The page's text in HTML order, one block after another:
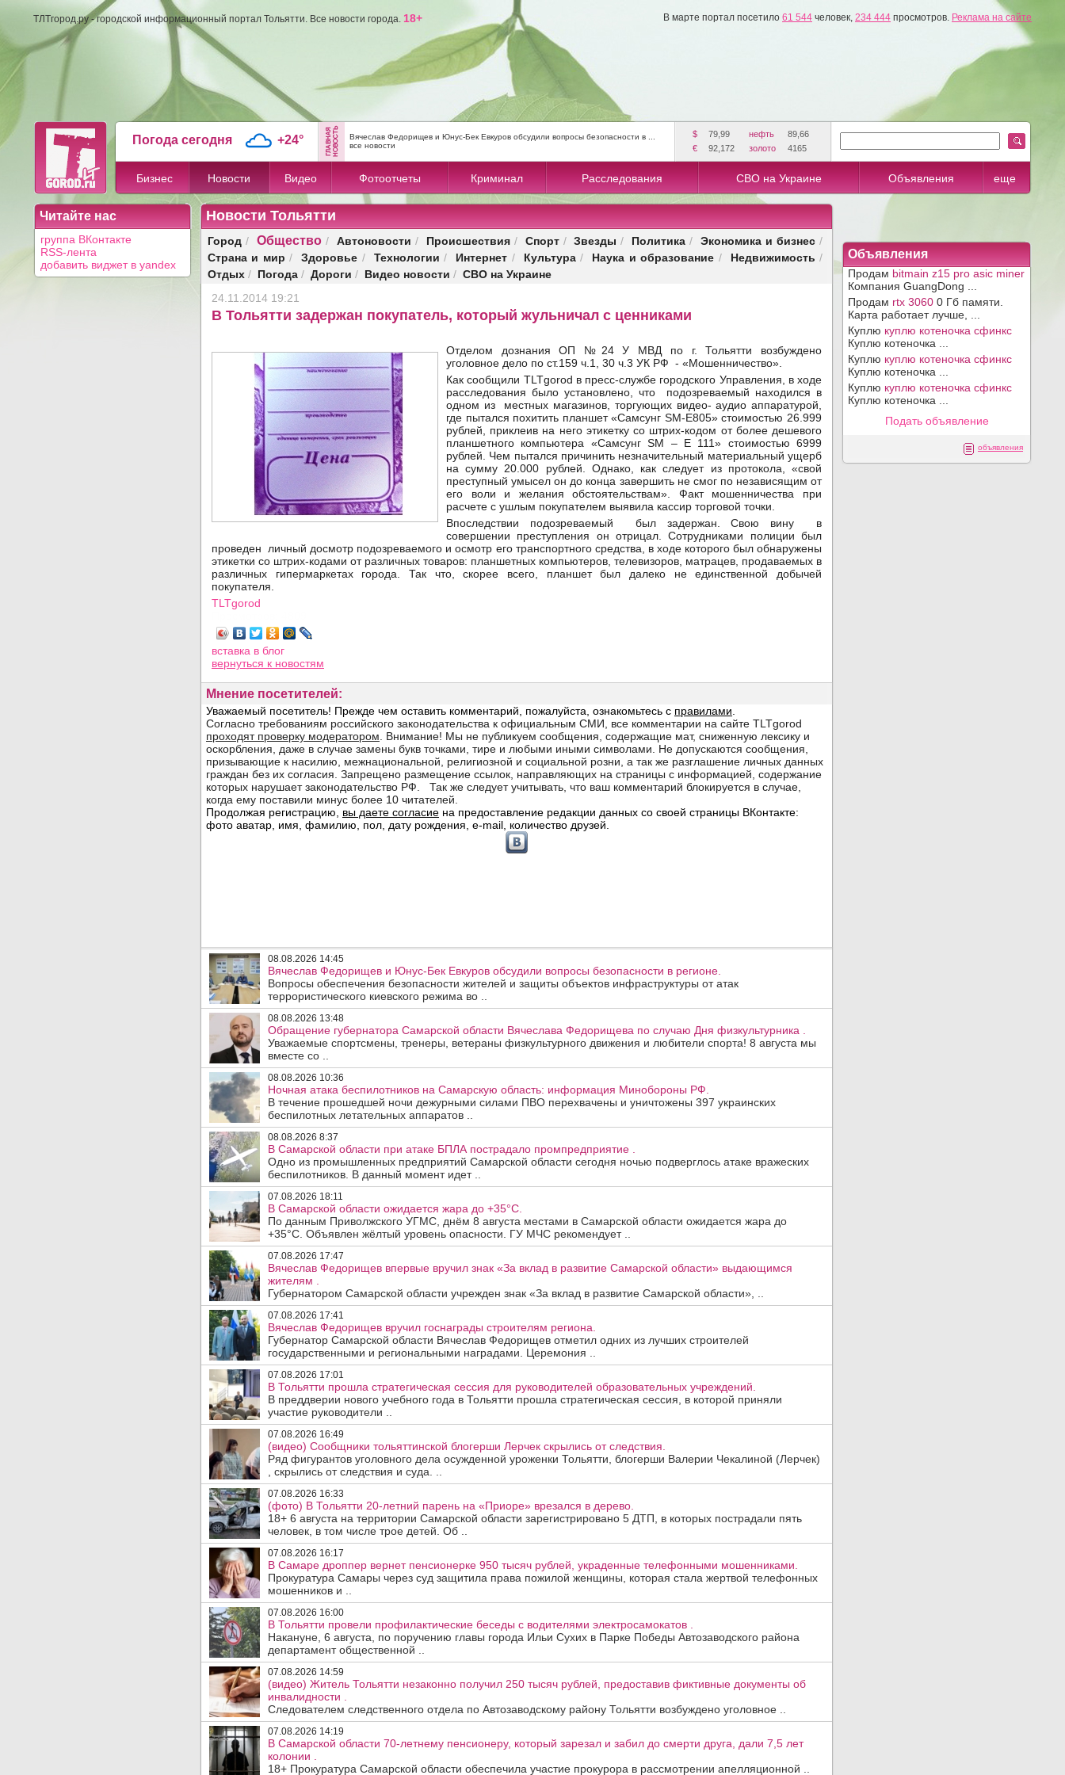
ТЛТгород.ру - городской информационный портал Тольятти. Все новости города. 18+ В марте портал посетило 61 544 человек, 234 444 просмотров. Реклама на сайте
Погода сегодня +24°
Вячеслав Федорищев и Юнус-Бек Евкуров обсудили вопросы безопасности в ...
все новости
$ 79,99 нефть
89,66
€
92,172 золото 4165
Бизнес Новости Видео Фотоотчеты Криминал Расследования СВО на Украине Объявления еще
Читайте нас
группа ВКонтакте
RSS-лента
добавить виджет в yandex
Новости Тольятти
Город / Общество/ Автоновости / Происшествия/ Спорт/ Звезды / Политика / Экономика и бизнес /
Страна и мир / Здоровье / Технологии / Интернет / Культура/ Наука и образование / Недвижимость /
Отдых / Погода / Дороги / Видео новости / СВО на Украине
24.11.2014 19:21
В Тольятти задержан покупатель, который жульничал с ценниками
Отделом дознания ОП №24 У МВД по г. Тольятти возбуждено
уголовное дело по ст.159 ч.1, 30 ч.3 УК РФ - «Мошенничество».
Как сообщили TLTgorod в пресс-службе городского Управления, в ходе
расследования было установлено, что подозреваемый находился в
одном из местных магазинов, торгующих видео- аудио аппаратурой,
где пытался похитить планшет «Самсунг SM-Е805» стоимостью 26.999
рублей, приклеив на него этикетку со штрих-кодом от более дешевого
планшетного компьютера «Самсунг SM – Е 111» стоимостью 6999
рублей. Чем пытался причинить незначительный материальный ущерб
на сумму 20.000 рублей. Однако, как следует из протокола, «свой
преступный умысел он до конца завершить не смог по независящим от
его воли и желания обстоятельствам». Факт мошенничества при
расчете с ушлым покупателем выявила кассир торговой точки.
Впоследствии подозреваемый был задержан. Свою вину в
совершении преступления он отрицал. Сотрудниками полиции был
проведен личный досмотр подозреваемого и осмотр его транспортного средства, в ходе которого был обнаружены
этикетки со штрих-кодами от различных товаров: планшетных компьютеров, телевизоров, матрацев, продаваемых в
различных гипермаркетах города. Так что, скорее всего, планшет был далеко не единственной добычей
покупателя.
TLTgorod
вставка в блог
вернуться к новостям
Мнение посетителей:
08.08.2026 14:45
Вячеслав Федорищев и Юнус-Бек Евкуров обсудили вопросы безопасности в регионе.
Вопросы обеспечения безопасности жителей и защиты объектов инфраструктуры от атак
террористического киевского режима во ..
08.08.2026 13:48
Обращение губернатора Самарской области Вячеслава Федорищева по случаю Дня физкультурника .
Уважаемые спортсмены, тренеры, ветераны физкультурного движения и любители спорта! 8 августа мы
вместе со ..
08.08.2026 10:36
Ночная атака беспилотников на Самарскую область: информация Минобороны РФ.
В течение прошедшей ночи дежурными силами ПВО перехвачены и уничтожены 397 украинских
беспилотных летательных аппаратов ..
08.08.2026 8:37
В Самарской области при атаке БПЛА пострадало промпредприятие .
Одно из промышленных предприятий Самарской области сегодня ночью подверглось атаке вражеских
беспилотников. В данный момент идет ..
07.08.2026 18:11
В Самарской области ожидается жара до +35°C.
По данным Приволжского УГМС, днём 8 августа местами в Самарской области ожидается жара до
+35°C. Объявлен жёлтый уровень опасности. ГУ МЧС рекомендует ..
07.08.2026 17:47
Вячеслав Федорищев впервые вручил знак «За вклад в развитие Самарской области» выдающимся
жителям .
Губернатором Самарской области учрежден знак «За вклад в развитие Самарской области», ..
07.08.2026 17:41
Вячеслав Федорищев вручил госнаграды строителям региона.
Губернатор Самарской области Вячеслав Федорищев отметил одних из лучших строителей
государственными и региональными наградами. Церемония ..
07.08.2026 17:01
В Тольятти прошла стратегическая сессия для руководителей образовательных учреждений.
В преддверии нового учебного года в Тольятти прошла стратегическая сессия, в которой приняли
участие руководители ..
07.08.2026 16:49
(видео) Сообщники тольяттинской блогерши Лерчек скрылись от следствия.
Ряд фигурантов уголовного дела осужденной уроженки Тольятти, блогерши Валерии Чекалиной (Лерчек)
, скрылись от следствия и суда. ..
07.08.2026 16:33
(фото) В Тольятти 20-летний парень на «Приоре» врезался в дерево.
18+ 6 августа на территории Самарской области зарегистрировано 5 ДТП, в которых пострадали пять
человек, в том числе трое детей. Об ..
07.08.2026 16:17
В Самаре дроппер вернет пенсионерке 950 тысяч рублей, украденные телефонными мошенниками.
Прокуратура Самары через суд защитила права пожилой женщины, которая стала жертвой телефонных
мошенников и ..
07.08.2026 16:00
В Тольятти провели профилактические беседы с водителями электросамокатов .
Накануне, 6 августа, по поручению главы города Ильи Сухих в Парке Победы Автозаводского района
департамент общественной ..
07.08.2026 14:59
(видео) Житель Тольятти незаконно получил 250 тысяч рублей, предоставив фиктивные документы об
инвалидности .
Следователем следственного отдела по Автозаводскому району Тольятти возбуждено уголовное ..
07.08.2026 14:19
В Самарской области 70-летнему пенсионеру, который зарезал и забил до смерти друга, дали 7,5 лет
колонии .
18+ Прокуратура Самарской области обеспечила участие прокурора в рассмотрении апелляционной ..
Объявления
Продам bitmain z15 pro asic miner
Компания GuangDong ...
Продам rtx 3060 0 Гб памяти.
Карта работает лучше, ...
Куплю куплю котеночка сфинкс
Куплю котеночка ...
Куплю куплю котеночка сфинкс
Куплю котеночка ...
Куплю куплю котеночка сфинкс
Куплю котеночка ...
Подать объявление
объявления